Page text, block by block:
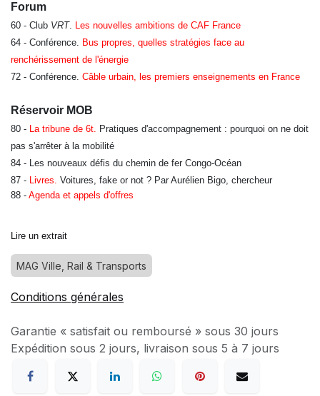
Forum
60 - Club VRT. Les nouvelles ambitions de CAF France
64 - Conférence. Bus propres, quelles stratégies face au
renchérissement de l'énergie
72 - Conférence. Câble urbain, les premiers enseignements en France
Réservoir MOB
80 - La tribune de 6t. Pratiques d'accompagnement : pourquoi on ne doit
pas s'arrêter à la mobilité
84 - Les nouveaux défis du chemin de fer Congo-Océan
87 - Livres. Voitures, fake or not ? Par Aurélien Bigo, chercheur
88 - Agenda et appels d'offres
Lire un extrait
MAG Ville, Rail & Transports
Conditions générales
Garantie « satisfait ou remboursé » sous 30 jours
Expédition sous 2 jours, livraison sous 5 à 7 jours